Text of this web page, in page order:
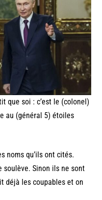
que soi : c’est le (colonel)
au (général 5) étoiles
noms qu’ils ont cités.
soulève. Sinon ils ne sont
déjà les coupables et on